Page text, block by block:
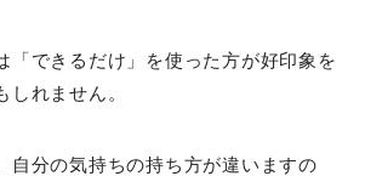
「できるだけ」を使った方が好印象を
しれません。
自分の気持ちの持ち方が違いますの